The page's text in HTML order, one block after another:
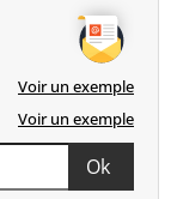
Voir un exemple
Voir un exemple